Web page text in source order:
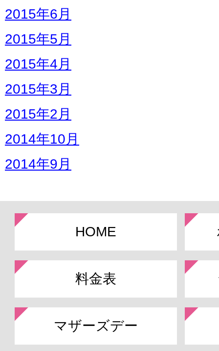
2015年6月
2015年5月
2015年4月
2015年3月
2015年2月
2014年10月
2014年9月
HOME
料金表
マザーズデー